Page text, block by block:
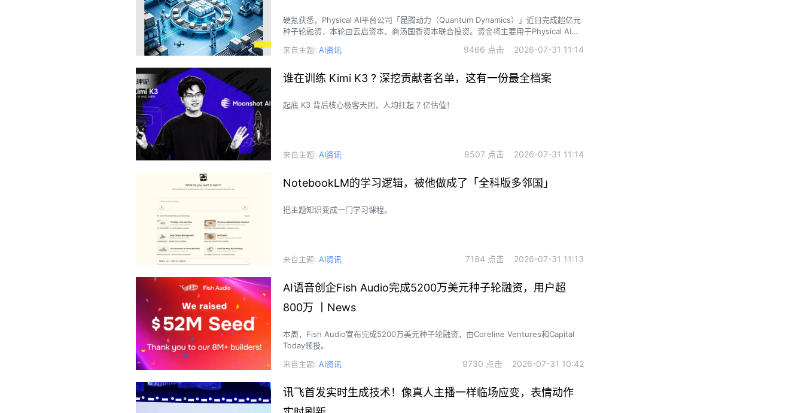
硬氪获悉，Physical AI平台公司「昆腾动力（Quantum Dynamics）」近日完成超亿元
种子轮融资，本轮由云启资本、商汤国香资本联合投资。资金将主要用于Physical AI核
模型到场景化落地的全链路构建。多维资本参与项目孵化与团队组建。
来自主题: AI资讯 9466 点击 2026-07-31 11:14
谁在训练 Kimi K3 ? 深挖贡献者名单，这有一份最全档案
起底 K3 背后核心极客天团，人均扛起 7 亿估值！
来自主题: AI资讯 8507 点击 2026-07-31 11:14
NotebookLM的学习逻辑，被他做成了「全科版多邻国」
把主题知识变成一门学习课程。
来自主题: AI资讯 7184 点击 2026-07-31 11:13
AI语音创企Fish Audio完成5200万美元种子轮融资，用户超
800万 丨News
本周，Fish Audio宣布完成5200万美元种子轮融资，由Coreline Ventures和Capital
Today领投。
来自主题: AI资讯 9730 点击 2026-07-31 10:42
讯飞首发实时生成技术！像真人主播一样临场应变，表情动作